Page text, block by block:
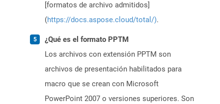
[formatos de archivo admitidos]
(https://docs.aspose.cloud/total/).
¿Qué es el formato PPTM
Los archivos con extensión PPTM son
archivos de presentación habilitados para
macro que se crean con Microsoft
PowerPoint 2007 o versiones superiores. Son